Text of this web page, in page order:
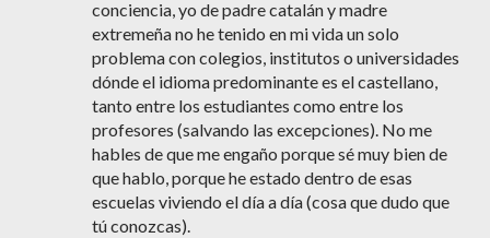
conciencia, yo de padre catalán y madre
extremeña no he tenido en mi vida un solo
problema con colegios, institutos o universidades
dónde el idioma predominante es el castellano,
tanto entre los estudiantes como entre los
profesores (salvando las excepciones). No me
hables de que me engaño porque sé muy bien de
que hablo, porque he estado dentro de esas
escuelas viviendo el día a día (cosa que dudo que
tú conozcas).